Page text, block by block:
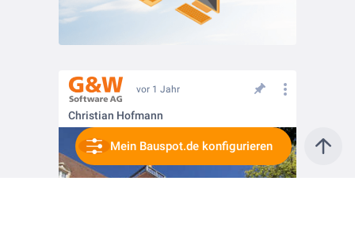
vor 1 Jahr
Christian Hofmann
Mein Bauspot.de konfigurieren